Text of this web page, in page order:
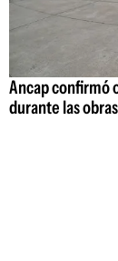
Ancap confirmó
durante las